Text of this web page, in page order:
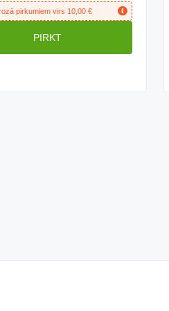
pirkumiem virs 10,00 €
PIRKT